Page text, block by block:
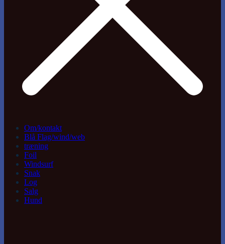
Om/kontakt
Blå Flag/wind/web
træning
Foil
Windsurf
Snak
Log
Salg
Hund